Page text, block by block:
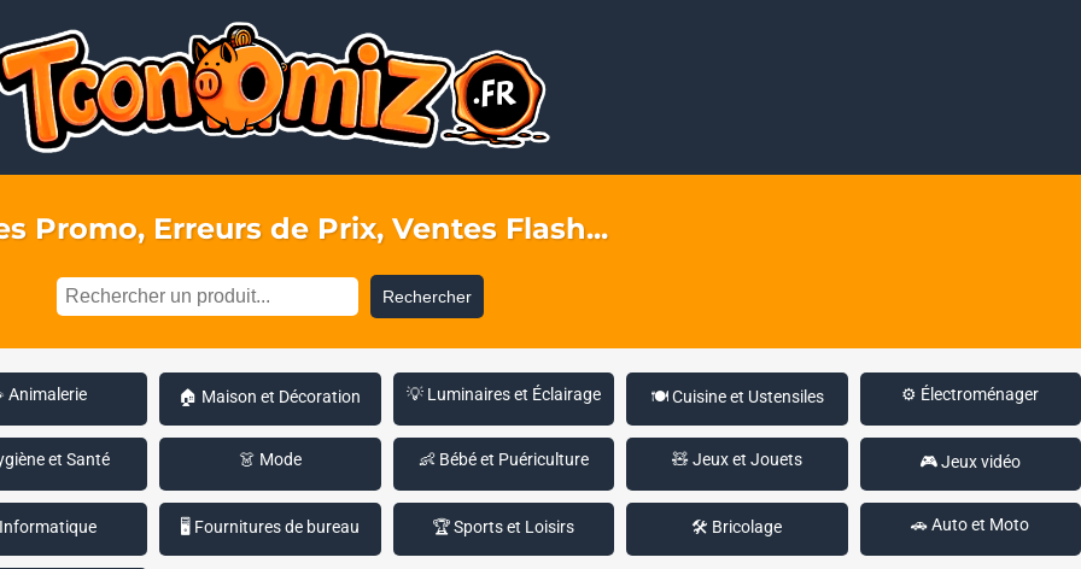
Promo, Erreurs de Prix, Ventes Flash...
Rechercher
Animalerie 🏠 Maison et Décoration 💡 Luminaires et Éclairage 🍽️ Cuisine et Ustensiles ⚙️ Électroménager
et Santé 👗 Mode 👶 Bébé et Puériculture 🧸 Jeux et Jouets 🎮 Jeux vidéo
🖥️ Fournitures de bureau 🏆 Sports et Loisirs 🛠️ Bricolage 🚗 Auto et Moto